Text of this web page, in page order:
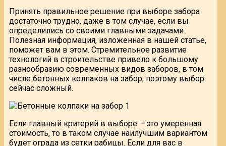
Принять правильное решение при выборе забора
достаточно трудно, даже в том случае, если вы
определились со своими главными задачами.
Полезная информация, изложенная в нашей статье,
поможет вам в этом. Стремительное развитие
технологий в строительстве привело к большому
разнообразию современных видов заборов, в том
числе бетонных колпаков на забор, поэтому выбор
сейчас сложный.
Если главный критерий в выборе – это умеренная
стоимость, то в таком случае наилучшим вариантом
будет ограда из сетки рабицы. Если для вас в